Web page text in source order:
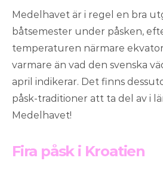
Medelhavet är i regel en bra
båtsemester under påsken,
temperaturen närmare
varmare än vad den svenska
april indikerar. Det finns
påsk-traditioner att ta del av i
Medelhavet!
Fira påsk i Kroatien